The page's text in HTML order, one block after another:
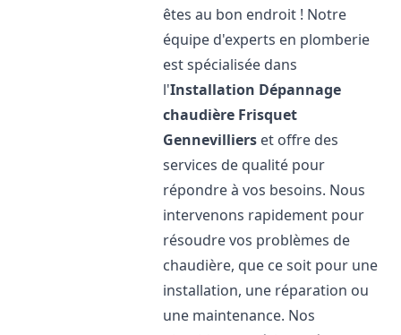
êtes au bon endroit ! Notre
équipe d'experts en plomberie
est spécialisée dans
l'Installation Dépannage
chaudière Frisquet
Gennevilliers et offre des
services de qualité pour
répondre à vos besoins. Nous
intervenons rapidement pour
résoudre vos problèmes de
chaudière, que ce soit pour une
installation, une réparation ou
une maintenance. Nos